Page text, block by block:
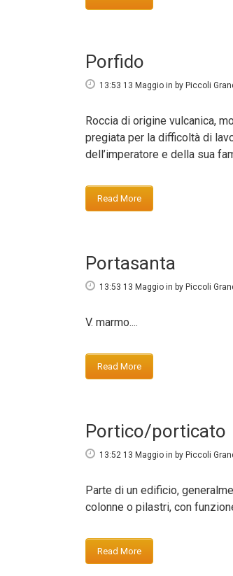
Porfido
13:53 13 Maggio in by Piccoli
Roccia di origine vulcanica,
pregiata per la difficoltà di
dell’imperatore e della sua
Read More
Portasanta
13:53 13 Maggio in by Piccoli
V. marmo....
Read More
Portico/porticato
13:52 13 Maggio in by Piccoli
Parte di un edificio,
colonne o pilastri, con
Read More